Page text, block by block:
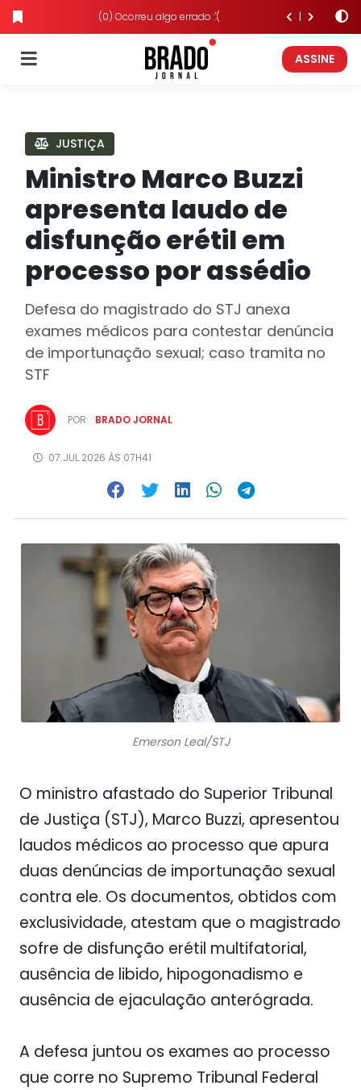
(0) Ocorreu algo errado :'(
ASSINE
JUSTIÇA
Ministro Marco Buzzi
apresenta laudo de
disfunção erétil em
processo por assédio
Defesa do magistrado do STJ anexa
exames médicos para contestar denúncia
de importunação sexual; caso tramita no
STF
POR: BRADO JORNAL
07.JUL.2026 ÀS 07H41
Emerson Leal/STJ
O ministro afastado do Superior Tribunal
de Justiça (STJ), Marco Buzzi, apresentou
laudos médicos ao processo que apura
duas denúncias de importunação sexual
contra ele. Os documentos, obtidos com
exclusividade, atestam que o magistrado
sofre de disfunção erétil multifatorial,
ausência de libido, hipogonadismo e
ausência de ejaculação anterógrada.
A defesa juntou os exames ao processo
que corre no Supremo Tribunal Federal